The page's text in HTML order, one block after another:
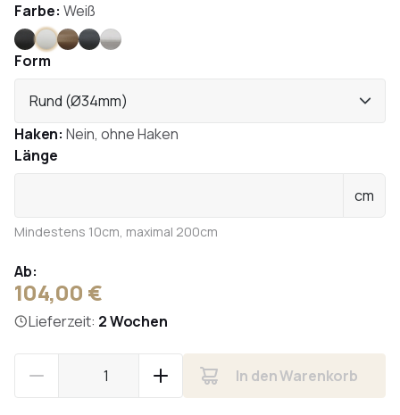
Farbe: Weiß
Schwarz
WeißBronze
Anthrazit
Edelstahl
Form
Rund (Ø34mm)
Haken: Nein, ohne Haken
Länge
cm
Mindestens 10cm, maximal 200cm
Ab:
104,00 €
Lieferzeit: 2 Wochen
In den Warenkorb